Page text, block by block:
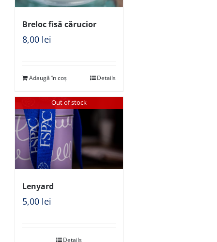
Breloc fisă cărucior
8,00 lei
Adaugă în coș Details
Out of stock
Lenyard
5,00 lei
Details